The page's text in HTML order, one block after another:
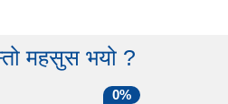
महसुस भयो ?
0%